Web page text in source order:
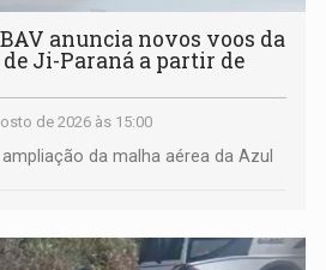
anuncia novos voos da
Ji-Paraná a partir de
de 2026 às 15:00
da malha aérea da Azul